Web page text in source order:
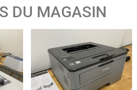
DU MAGASIN